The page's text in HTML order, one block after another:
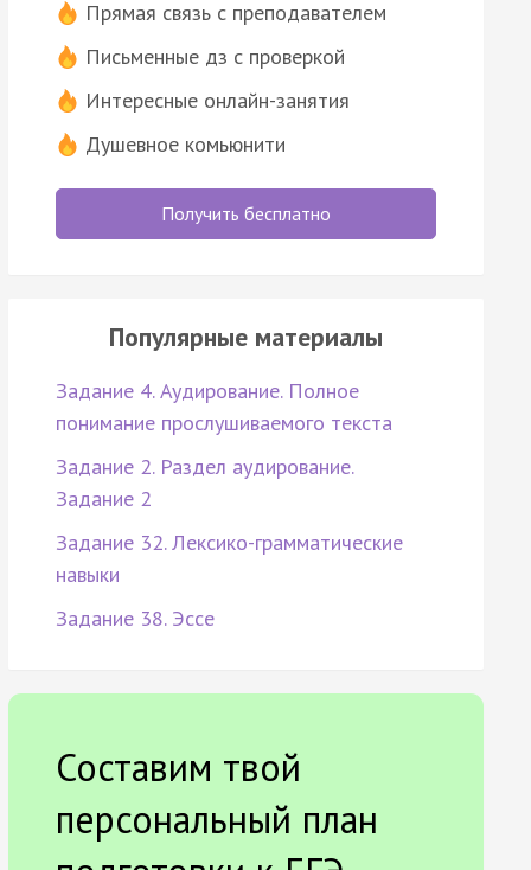
Прямая связь с преподавателем
Письменные дз с проверкой
Интересные онлайн-занятия
Душевное комьюнити
Получить бесплатно
Популярные материалы
Задание 4. Аудирование. Полное
понимание прослушиваемого текста
Задание 2. Раздел аудирование.
Задание 2
Задание 32. Лексико-грамматические
навыки
Задание 38. Эссе
Составим твой
персональный план